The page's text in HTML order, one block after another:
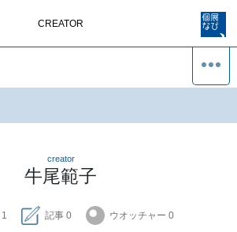
CREATOR
creator
牛尾範子
1 記事 0 ウオッチャー 0